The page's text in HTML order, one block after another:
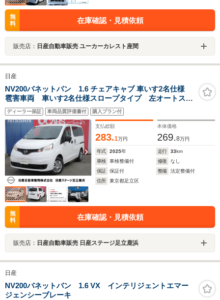
無
料
在庫確認・見積依頼
販売店： 日産自動車販売 ユーカーカレスト座間
日産
NV200バネットバン 1.6 チェアキャブ 車いす2名仕様
雹害車両 車いす2名仕様スロープタイプ 左オートステ
ップ
ディーラー保証 車両品質評価書付 購入プラン付
支払総額
283.1万円
本体価格
269.8万円
年式 2025年 走行 33km
車検
車検整備付 修復
なし
保証
保証付 整備
法定整備付
住所
東京都足立区
無
料
在庫確認・見積依頼
販売店： 日産自動車販売 日産ステージ足立鹿浜
日産
NV200バネットバン 1.6 VX インテリジェントエマー
ジェンシーブレーキ